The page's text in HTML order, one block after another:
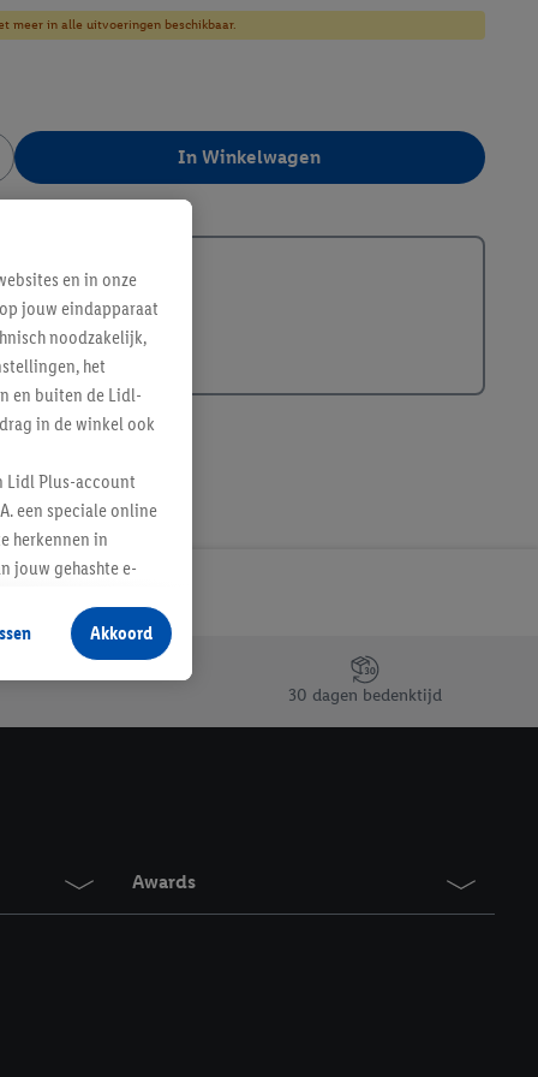
meer in alle uitvoeringen beschikbaar.
In Winkelwagen
30 dagen bedenktijd
Awards
en in onze
jouw eindapparaat
noodzakelijk,
het
en buiten de Lidl-
in de winkel ook
Lidl Plus-account
een speciale online
herkennen in
jouw gehashte e-
producten waarin je
te plaatsen
verschillende
kunnen worden
vergelijkbare
in te
Akkoord